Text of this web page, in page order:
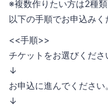
※複数作りたい方は2種類
以下の手順でお申込みく
<<手順>>
チケットをお選びくださ
↓
お申込に進んでください。
↓